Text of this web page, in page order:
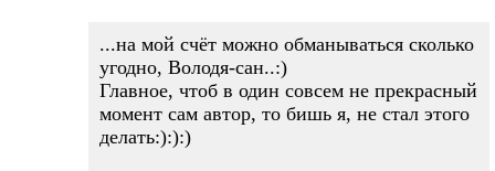
...на мой счёт можно обманываться сколько
угодно, Володя-сан..:)
Главное, чтоб в один совсем не прекрасный
момент сам автор, то бишь я, не стал этого
делать:):):)